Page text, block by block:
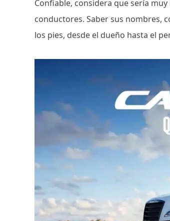
Confiable, considera que sería
conductores. Saber sus nombres,
los pies, desde el dueño hasta el